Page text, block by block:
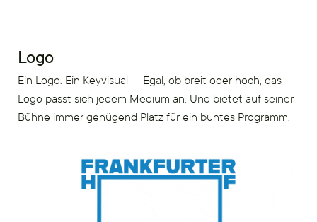
Logo
Ein Logo. Ein Keyvisual — Egal, ob breit oder hoch, das
Logo passt sich jedem Medium an. Und bietet auf seiner
Bühne immer genügend Platz für ein buntes Programm.